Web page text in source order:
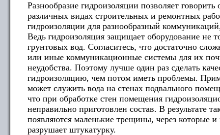
Разнообразие гидроизоляции позволяет
различных видах строительных и ремонтных
гидроизоляции для разнообразный
Ведь гидроизоляция защищает оборудование не
грунтовых вод. Согласитесь, что достаточно
или иные коммуникационные системы для их
неудобства. Поэтому лучше один раз сделать
гидроизоляцию, чем потом иметь проблемы.
может служить вода на стенах подвального
что при обработке стен помещения
неправильно приготовлен состав. В результате
появляются маленькие трещины, через которые
разрушает штукатурку.